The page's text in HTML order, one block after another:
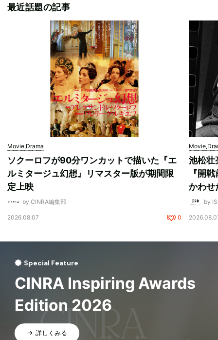
最近話題の記事
Movie,Drama
ソクーロフが90分ワンカットで描いた『エ
ルミタージュ幻想』リマスター版が期間限
定上映
by CINRA編集部
2026.08.07 0
池松壮
『開
かわせ
by
Special Feature
CINRA Inspiring Awards
Edition 2026
詳しくみる